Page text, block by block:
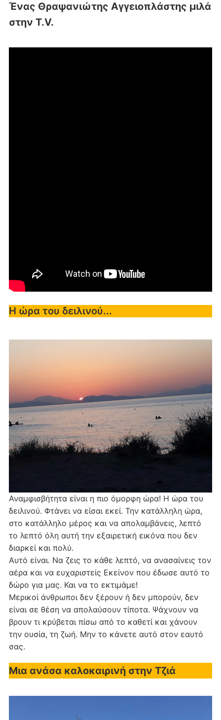
Ένας Θραψανιώτης Αγγειοπλάστης μιλά
στην T.V.
Η ώρα του δειλινού...
Αναμφισβήτητα είναι η πιο όμορφη ώρα! Η ώρα του
δειλινού. Φτάνει να είσαι εκεί. Την κατάλληλη ώρα,
στο κατάλληλο μέρος και να απολαμβάνεις, λεπτό
το λεπτό όλη αυτή την εξαιρετική εικόνα που δεν
διαρκεί και πολύ.
Αυτό είναι. Να ζεις το κάθε λεπτό, να ανασαίνεις τον
αέρα και να ευχαριστείς Εκείνον που έδωσε αυτό το
δώρο για μας. Και να το εκτιμάμε!
Μερικοί άνθρωποι δεν ξέρουν ή δεν μπορούν, δεν
είναι σε θέση να απολαύσουν τίποτα. Ψάχνουν να
βρουν τι κρύβεται πίσω από το καθετί και χάνουν
την ουσία, τη ζωή. Μην το κάνετε αυτό στον εαυτό
σας.
Μια ανάσα καλοκαιρινή στην Τζιά